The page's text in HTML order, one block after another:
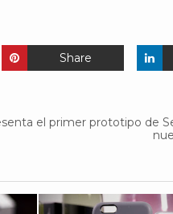
Share
el primer prototipo de